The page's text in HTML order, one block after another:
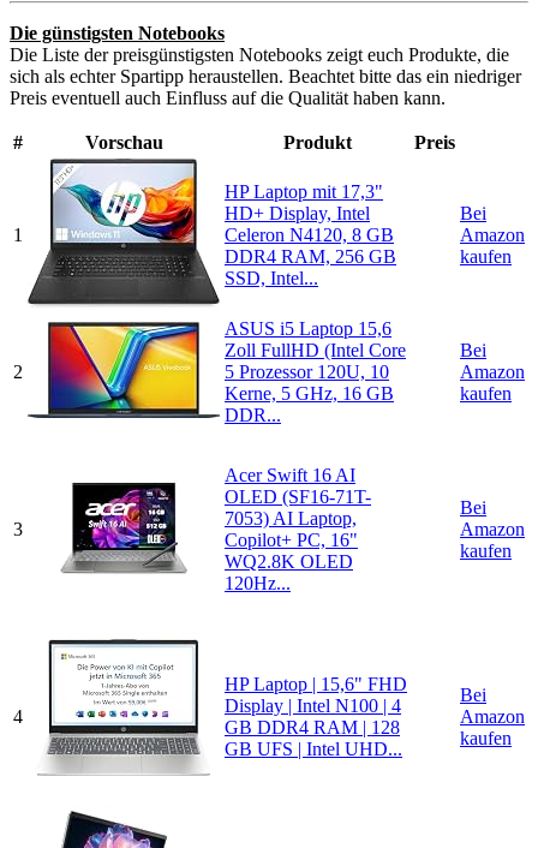
Die günstigsten Notebooks
Die Liste der preisgünstigsten Notebooks zeigt euch Produkte, die
sich als echter Spartipp heraustellen. Beachtet bitte das ein niedriger
Preis eventuell auch Einfluss auf die Qualität haben kann.
# Vorschau Produkt Preis
1
HP Laptop mit 17,3"
HD+ Display, Intel
Celeron N4120, 8 GB
DDR4 RAM, 256 GB
SSD, Intel...
Bei
Amazon
kaufen
2
ASUS i5 Laptop 15,6
Zoll FullHD (Intel Core
5 Prozessor 120U, 10
Kerne, 5 GHz, 16 GB
DDR...
Bei
Amazon
kaufen
3
Acer Swift 16 AI
OLED (SF16-71T-
7053) AI Laptop,
Copilot+ PC, 16"
WQ2.8K OLED
120Hz...
Bei
Amazon
kaufen
4
HP Laptop | 15,6" FHD
Display | Intel N100 | 4
GB DDR4 RAM | 128
GB UFS | Intel UHD...
Bei
Amazon
kaufen